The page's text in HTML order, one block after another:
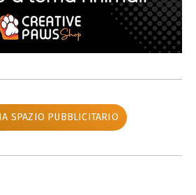
SPAZIO PUBBLICITARIO